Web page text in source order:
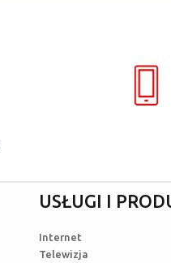
USŁUGI I
Internet
Telewizja